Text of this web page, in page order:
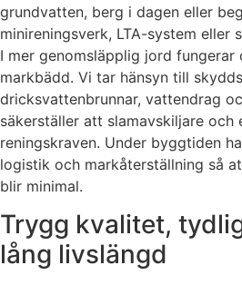
grundvatten, berg i dagen eller
minireningsverk, LTA-system eller
I mer genomsläpplig jord
markbädd. Vi tar hänsyn till
dricksvattenbrunnar, vattendrag
säkerställer att slamavskiljare
reningskraven. Under byggtiden
logistik och markåterställning så
blir minimal.
Trygg kvalitet,
lång livslängd